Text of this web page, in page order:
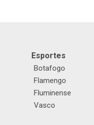
Esportes
Botafogo
Flamengo
Fluminense
Vasco